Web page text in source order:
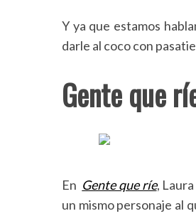
Y ya que estamos
darle al coco con
Gente que
En Gente que ríe,
un mismo personaje al